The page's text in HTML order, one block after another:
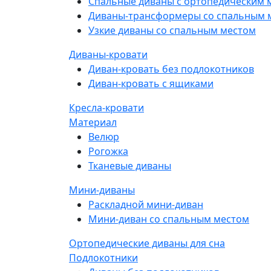
Диваны-трансформеры со спальным
Узкие диваны со спальным местом
Диваны-кровати
Диван-кровать без подлокотников
Диван-кровать с ящиками
Кресла-кровати
Материал
Велюр
Рогожка
Тканевые диваны
Мини-диваны
Раскладной мини-диван
Мини-диван со спальным местом
Ортопедические диваны для сна
Подлокотники